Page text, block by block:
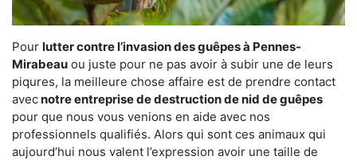
Pour lutter contre l’invasion des guêpes à Pennes-
Mirabeau ou juste pour ne pas avoir à subir une de leurs
piqures, la meilleure chose affaire est de prendre contact
avecnotre entreprise de destruction de nid de guêpes
pour que nous vous venions en aide avec nos
professionnels qualifiés. Alors qui sont ces animaux qui
aujourd’hui nous valent l’expression avoir une taille de